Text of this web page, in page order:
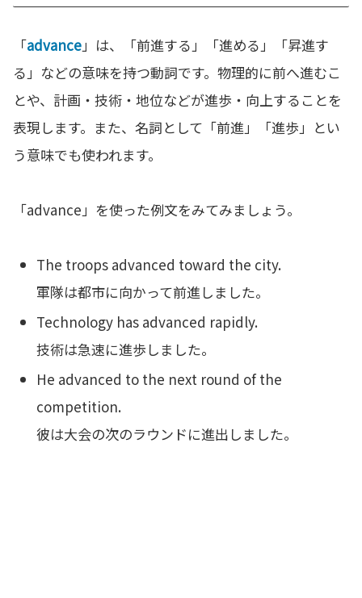
「advance」は、「前進する」「進める」「昇進す
る」などの意味を持つ動詞です。物理的に前へ進むこ
とや、計画・技術・地位などが進歩・向上することを
表現します。また、名詞として「前進」「進歩」とい
う意味でも使われます。
「advance」を使った例文をみてみましょう。
The troops advanced toward the city.
軍隊は都市に向かって前進しました。
Technology has advanced rapidly.
技術は急速に進歩しました。
He advanced to the next round of the
competition.
彼は大会の次のラウンドに進出しました。